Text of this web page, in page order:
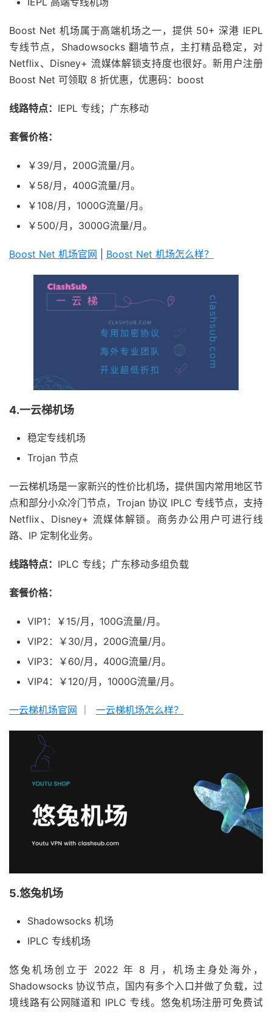
Boost Net 机场属于高端机场之一，提供 50+ 深港 IEPL
专线节点，Shadowsocks 翻墙节点，主打精品稳定，对
Netflix、Disney+ 流媒体解锁支持度也很好。新用户注册
Boost Net 可领取 8 折优惠，优惠码：boost
线路特点： IEPL 专线；广东移动
套餐价格：
￥39/月，200G流量/月。
￥58/月，400G流量/月。
￥108/月，1000G流量/月。
￥500/月，3000G流量/月。
Boost Net 机场官网 Boost Net 机场怎么样？
4.一云梯机场
稳定专线机场
Trojan 节点
一云梯机场是一家新兴的性价比机场，提供国内常用地区节
点和部分小众冷门节点，Trojan 协议 IPLC 专线节点，支持
Netflix、Disney+ 流媒体解锁。商务办公用户可进行线
路、IP 定制化业务。
线路特点： IPLC 专线；广东移动多组负载
套餐价格：
VIP1：￥15/月，100G流量/月。
VIP2：￥30/月，200G流量/月。
VIP3：￥60/月，400G流量/月。
VIP4：￥120/月，1000G流量/月。
一云梯机场官网 一云梯机场怎么样？
5.悠兔机场
Shadowsocks 机场
IPLC 专线机场
悠兔机场创立于 2022 年 8 月，机场主身处海外，
Shadowsocks 协议节点，国内有多个入口并做了负载，过
境线路有公网隧道和 IPLC 专线。悠兔机场注册可免费试